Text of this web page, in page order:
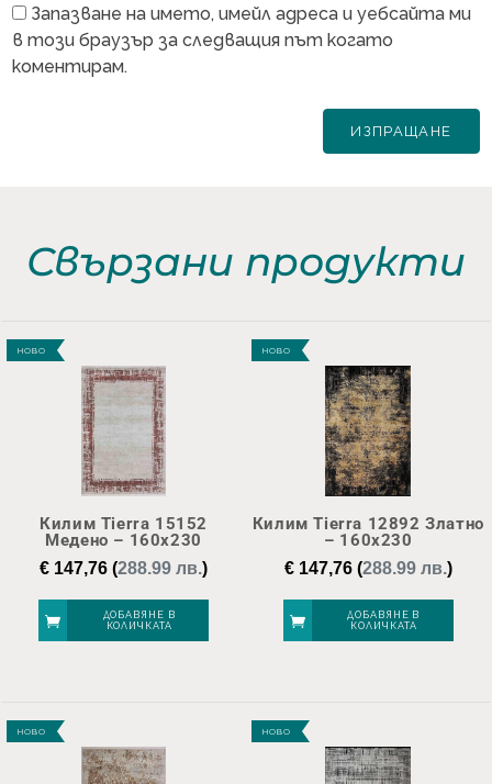
Запазване на името, имейл адреса и уебсайта ми
в този браузър за следващия път когато
коментирам.
Свързани продукти
НОВО
Килим Tierra 15152
Медено – 160х230
€ 147,76 (288.99 лв.)
ДОБАВЯНЕ В
КОЛИЧКАТА
НОВО
Килим Tierra 12892 Златно
– 160х230
€147,76(288.99 лв.)
ДОБАВЯНЕ В
КОЛИЧКАТА
НОВО НОВО